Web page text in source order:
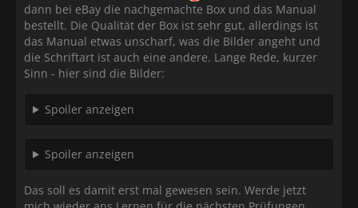
dann bei eBay die nachgemachte Box und das Manual
bestellt. Die Qualität der Box ist sehr gut, allerdings ist
das Manual etwas unscharf, was die Bilder angeht und
die Schriftart ist auch eine andere. Lange Rede, kurzer
Sinn - hier sind die Bilder:
Spoiler anzeigen
Spoiler anzeigen
Das soll es damit erst mal gewesen sein. Werde jetzt